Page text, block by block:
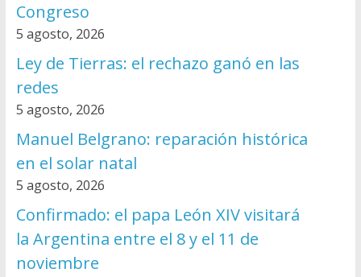
Congreso
5 agosto, 2026
Ley de Tierras: el rechazo ganó en las
redes
5 agosto, 2026
Manuel Belgrano: reparación histórica
en el solar natal
5 agosto, 2026
Confirmado: el papa León XIV visitará
la Argentina entre el 8 y el 11 de
noviembre